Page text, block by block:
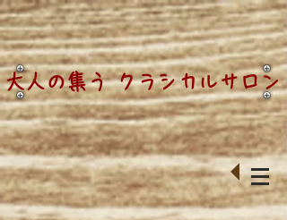
大人の集う クラシカルサロン